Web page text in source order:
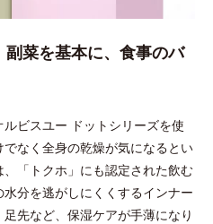
菜を基本に、食事のバ
ビスユー ドットシリーズを使
なく全身の乾燥が気になるとい
「トクホ」にも認定された飲む
分を逃がしにくくするインナー
先など、保湿ケアが手薄になり